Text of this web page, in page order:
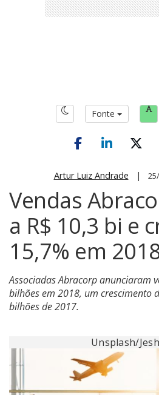
Fonte
Artur Luiz Andrade |
Vendas
a R$ 10,3 bi e
15,7% em
Associadas Abracorp anunciaram
bilhões em 2018, um crescimento
bilhões de 2017.
Unsplash/